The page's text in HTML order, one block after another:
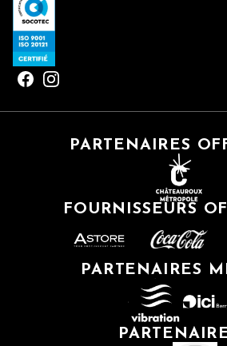
PARTENAIRES
FOURNISSEURS
PARTENAIRES